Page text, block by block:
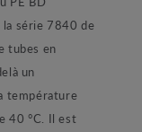
la série 7840 de
tubes en
un
température
40 °C. Il est